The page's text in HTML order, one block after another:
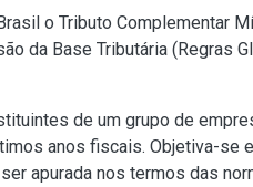
o Tributo Complementar
da Base Tributária (Regras
de um grupo de
anos fiscais. Objetiva-se
apurada nos termos das